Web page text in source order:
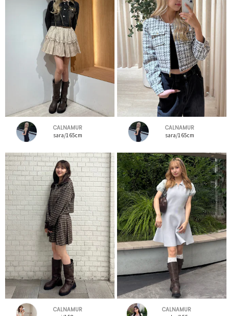
CALNAMUR
sara/165cm
CALNAMUR
sara/165cm
CALNAMUR
CALNAMUR